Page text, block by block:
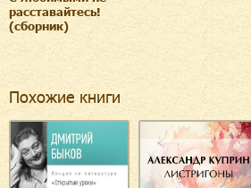
расставайтесь!
(сборник)
Похожие книги